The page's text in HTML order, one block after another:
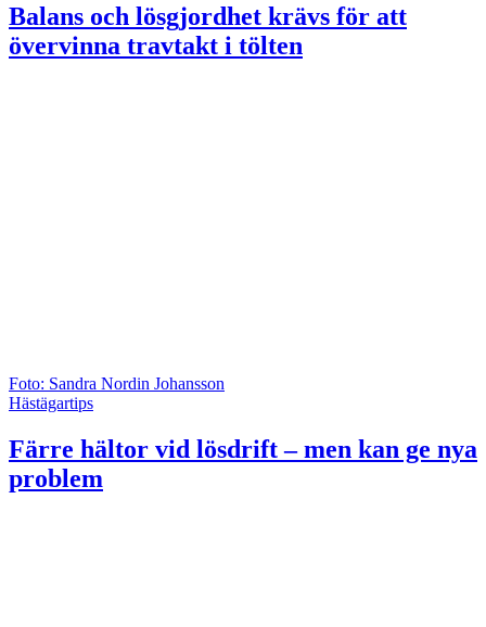
Balans och lösgjordhet krävs för att
övervinna travtakt i tölten
Foto: Sandra Nordin Johansson
Hästägartips
Färre hältor vid lösdrift – men kan ge nya
problem